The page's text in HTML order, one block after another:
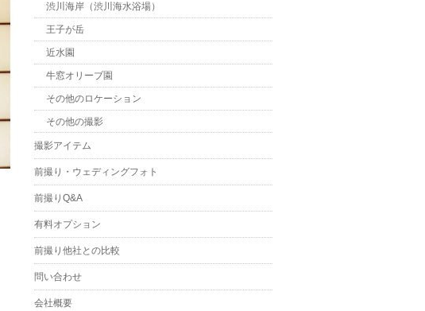
渋川海岸（渋川海水浴場）
王子が岳
近水園
牛窓オリーブ園
その他のロケーション
その他の撮影
撮影アイテム
前撮り・ウェディングフォト
前撮りQ&A
有料オプション
前撮り他社との比較
問い合わせ
会社概要